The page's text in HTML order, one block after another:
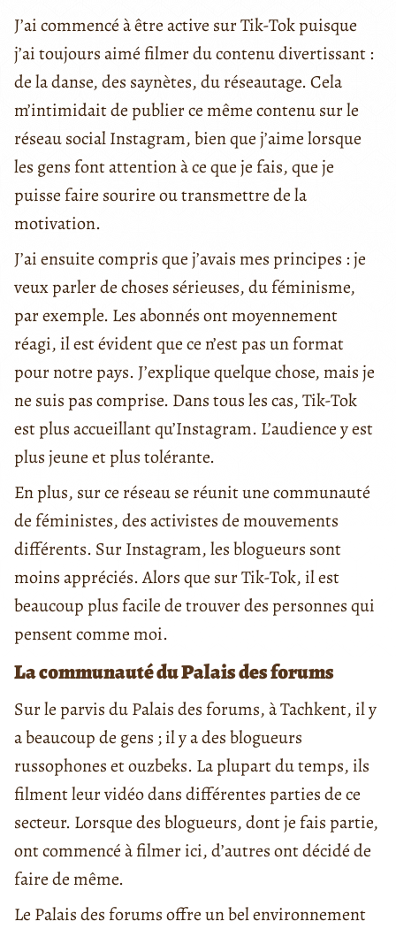
J’ai commencé à être active sur Tik-Tok puisque
j’ai toujours aimé filmer du contenu divertissant :
de la danse, des saynètes,du réseautage. Cela
m’intimidait de publier ce même contenu sur le
réseau social Instagram, bien que j’aime lorsque
les gens font attention à ce que je fais, que je
puisse faire sourire ou transmettre de la
motivation.
J’ai ensuite compris que j’avais mes principes : je
veux parler de choses sérieuses, du féminisme,
par exemple. Les abonnés ont moyennement
réagi, il est évident que ce n’est pas un format
pour notre pays. J’explique quelque chose, mais je
ne suis pas comprise. Dans tous les cas, Tik-Tok
est plus accueillant qu’Instagram. L’audience y est
plus jeune et plus tolérante.
En plus, sur ce réseau se réunit une communauté
de féministes, des activistes de mouvements
différents. Sur Instagram, les blogueurs sont
moins appréciés. Alors que sur Tik-Tok, il est
beaucoup plus facile de trouver des personnes qui
pensent comme moi.
La communauté du Palais des forums
Sur le parvis du Palais des forums, à Tachkent, il y
a beaucoup de gens ; il y a des blogueurs
russophones et ouzbeks. La plupart du temps, ils
filment leur vidéo dans différentes parties de ce
secteur. Lorsque des blogueurs, dont je fais partie,
ont commencé à filmer ici, d’autres ont décidé de
faire de même.
Le Palais des forums offre un bel environnement